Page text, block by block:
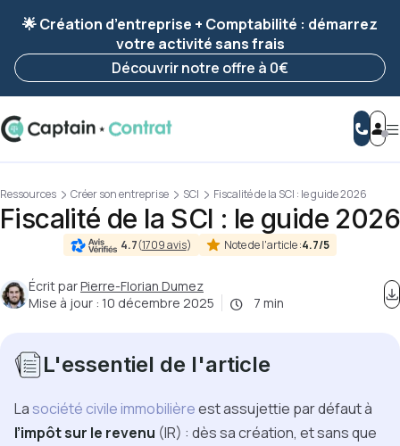
enregistrée 🚀
Reprendre ma démarche
🌟 Création d’entreprise + Comptabilité : démarrez
votre activité sans frais
Découvrir notre offre à 0€
Ressources Créer son entreprise SCI Fiscalité de la SCI : le guide 2026
Fiscalité de la SCI : le guide 2026
4.7(1709 avis) Note de l'article :4.7/5
Écrit parPierre-Florian Dumez
Mise à jour : 10 décembre 2025 7 min
L'essentiel de l'article
La société civile immobilièreest assujettie par défaut à
l’impôt sur le revenu (IR) : dès sa création, et sans que